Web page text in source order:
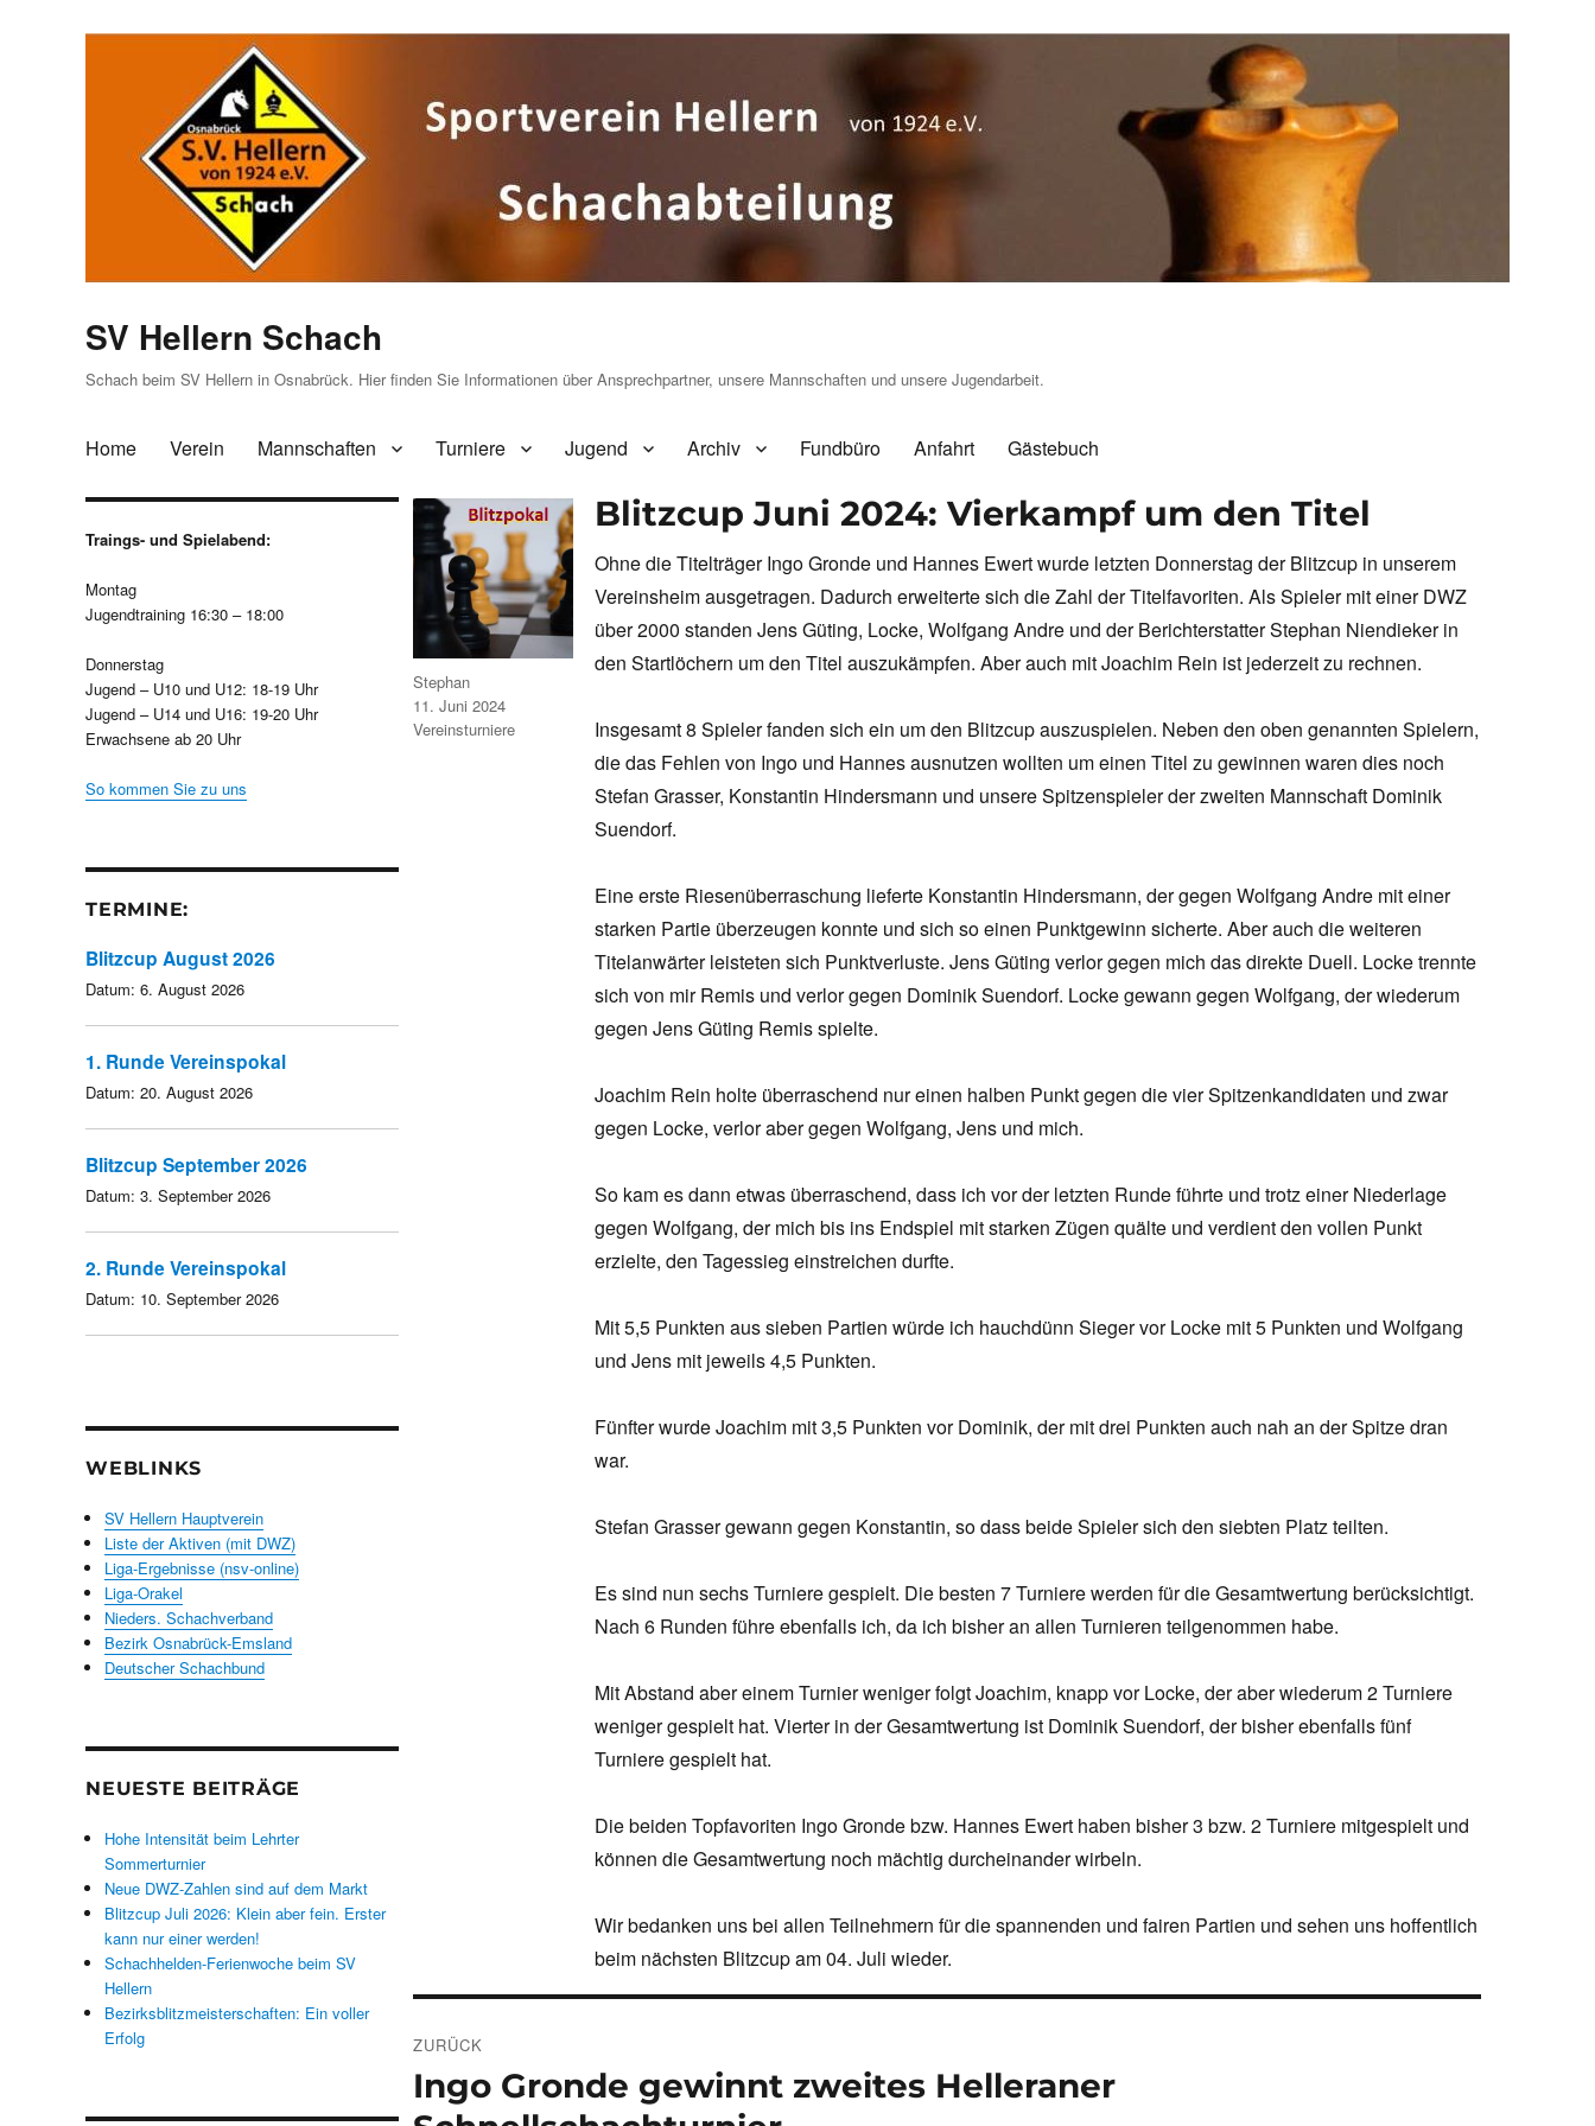
SV Hellern Schach
Schach beim SV Hellern in Osnabrück. Hier finden Sie Informationen über Ansprechpartner, unsere Mannschaften und unsere Jugendarbeit.
Home Verein Mannschaften Turniere Jugend Archiv Fundbüro Anfahrt Gästebuch
Blitzcup Juni 2024: Vierkampf um den Titel
Ohne die Titelträger Ingo Gronde und Hannes Ewert wurde letzten Donnerstag der Blitzcup in unserem
Vereinsheim ausgetragen. Dadurch erweiterte sich die Zahl der Titelfavoriten. Als Spieler mit einer DWZ
über 2000 standen Jens Güting, Locke, Wolfgang Andre und der Berichterstatter Stephan Niendieker in
den Startlöchern um den Titel auszukämpfen. Aber auch mit Joachim Rein ist jederzeit zu rechnen.
Insgesamt 8 Spieler fanden sich ein um den Blitzcup auszuspielen. Neben den oben genannten Spielern,
die das Fehlen von Ingo und Hannes ausnutzen wollten um einen Titel zu gewinnen waren dies noch
Stefan Grasser, Konstantin Hindersmann und unsere Spitzenspieler der zweiten Mannschaft Dominik
Suendorf.
Eine erste Riesenüberraschung lieferte Konstantin Hindersmann, der gegen Wolfgang Andre mit einer
starken Partie überzeugen konnte und sich so einen Punktgewinn sicherte. Aber auch die weiteren
Titelanwärter leisteten sich Punktverluste. Jens Güting verlor gegen mich das direkte Duell. Locke trennte
sich von mir Remis und verlor gegen Dominik Suendorf. Locke gewann gegen Wolfgang, der wiederum
gegen Jens Güting Remis spielte.
Joachim Rein holte überraschend nur einen halben Punkt gegen die vier Spitzenkandidaten und zwar
gegen Locke, verlor aber gegen Wolfgang, Jens und mich.
So kam es dann etwas überraschend, dass ich vor der letzten Runde führte und trotz einer Niederlage
gegen Wolfgang, der mich bis ins Endspiel mit starken Zügen quälte und verdient den vollen Punkt
erzielte, den Tagessieg einstreichen durfte.
Mit 5,5 Punkten aus sieben Partien würde ich hauchdünn Sieger vor Locke mit 5 Punkten und Wolfgang
und Jens mit jeweils 4,5 Punkten.
Fünfter wurde Joachim mit 3,5 Punkten vor Dominik, der mit drei Punkten auch nah an der Spitze dran
war.
Stefan Grasser gewann gegen Konstantin, so dass beide Spieler sich den siebten Platz teilten.
Es sind nun sechs Turniere gespielt. Die besten 7 Turniere werden für die Gesamtwertung berücksichtigt.
Nach 6 Runden führe ebenfalls ich, da ich bisher an allen Turnieren teilgenommen habe.
Mit Abstand aber einem Turnier weniger folgt Joachim, knapp vor Locke, der aber wiederum 2 Turniere
weniger gespielt hat. Vierter in der Gesamtwertung ist Dominik Suendorf, der bisher ebenfalls fünf
Turniere gespielt hat.
Die beiden Topfavoriten Ingo Gronde bzw. Hannes Ewert haben bisher 3 bzw. 2 Turniere mitgespielt und
können die Gesamtwertung noch mächtig durcheinander wirbeln.
Wir bedanken uns bei allen Teilnehmern für die spannenden und fairen Partien und sehen uns hoffentlich
beim nächsten Blitzcup am 04. Juli wieder.
Autor
Stephan
Veröffentlicht
am
11. Juni 2024
Kategorien
Vereinsturniere
ZURÜCK
Vorheriger
Beitrag:
Ingo Gronde gewinnt zweites Helleraner
Traings- und Spielabend:
Montag
Jugendtraining 16:30 – 18:00
Donnerstag
Jugend – U10 und U12: 18-19 Uhr
Jugend – U14 und U16: 19-20 Uhr
Erwachsene ab 20 Uhr
So kommen Sie zu uns
TERMINE:
Blitzcup August 2026
Datum: 6. August 2026
1. Runde Vereinspokal
Datum: 20. August 2026
Blitzcup September 2026
Datum: 3. September 2026
2. Runde Vereinspokal
Datum: 10. September 2026
WEBLINKS
SV Hellern Hauptverein
Liste der Aktiven (mit DWZ)
Liga-Ergebnisse (nsv-online)
Liga-Orakel
Nieders. Schachverband
Bezirk Osnabrück-Emsland
Deutscher Schachbund
NEUESTE BEITRÄGE
Hohe Intensität beim Lehrter
Sommerturnier
Neue DWZ-Zahlen sind auf dem Markt
Blitzcup Juli 2026: Klein aber fein. Erster
kann nur einer werden!
Schachhelden-Ferienwoche beim SV
Hellern
Bezirksblitzmeisterschaften: Ein voller
Erfolg